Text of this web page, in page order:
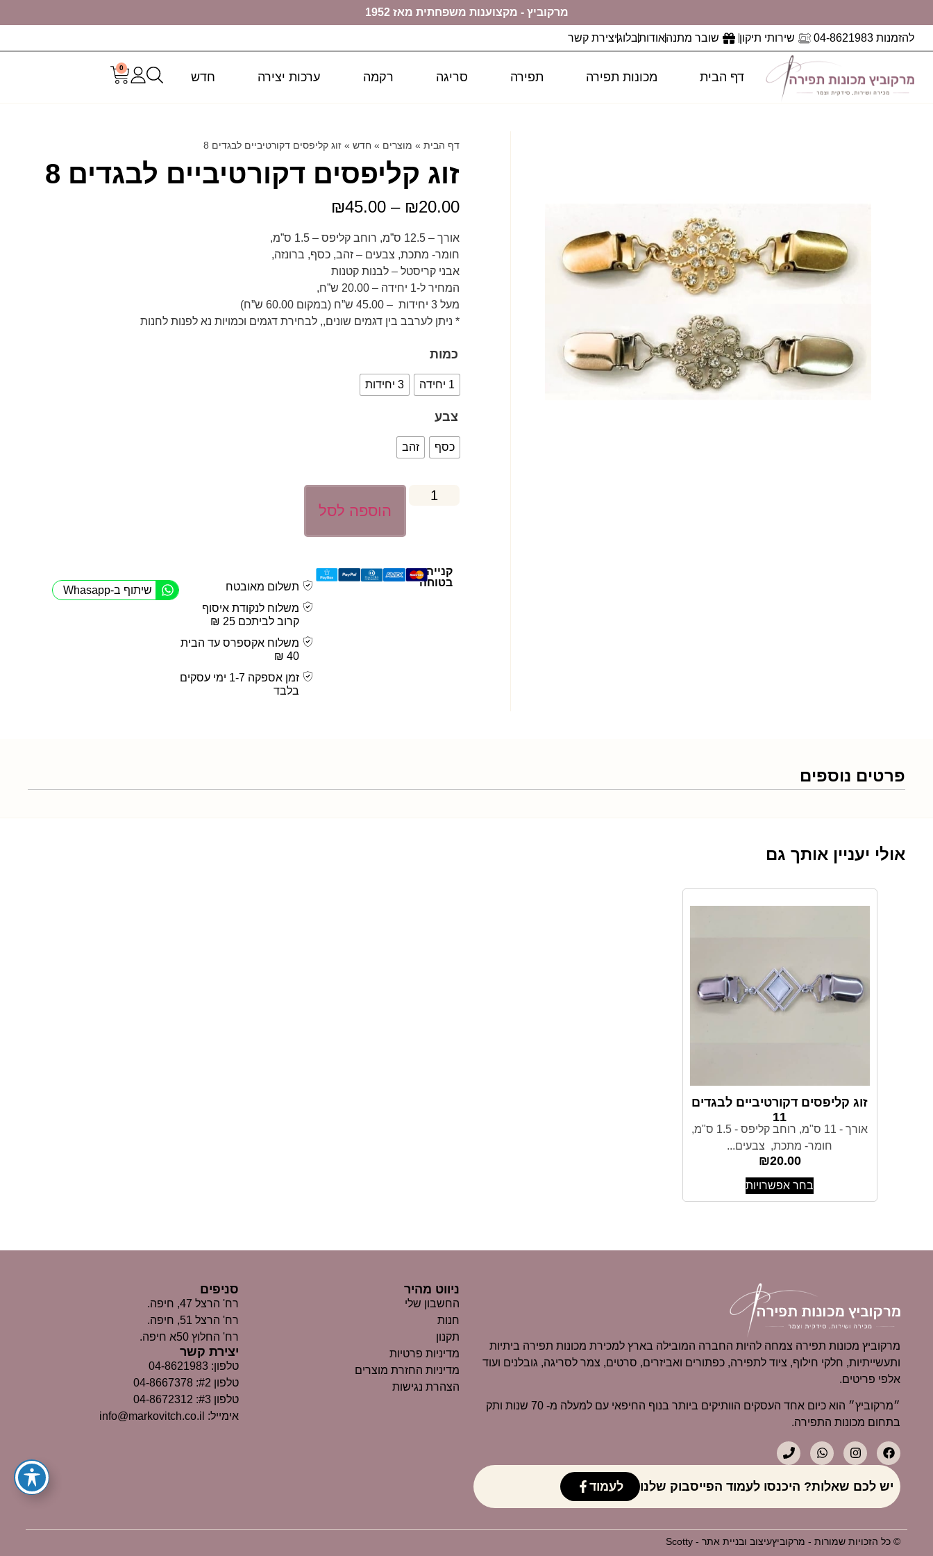
מרקוביץ - מקצוענות משפחתית מאז 1952
להזמנות 04-8621983 שירותי תיקון שובר מתנהאודותבלוגיצירת קשר
דף הבית מכונות תפירה תפירה סריגה רקמה ערכות יצירה חדש
0
דף הבית » מוצרים » חדש » זוג קליפסים דקורטיביים לבגדים 8
זוג קליפסים דקורטיביים לבגדים 8
₪20.00
–
₪45.00
אורך – 12.5 ס”מ, רוחב קליפס – 1.5 ס”מ,
חומר- מתכת, צבעים – זהב, כסף, ברונזה,
אבני קריסטל – לבנות קטנות
המחיר ל-1 יחידה – 20.00 ש”ח,
מעל 3 יחידות – 45.00 ש”ח (במקום 60.00 ש”ח)
* ניתן לערבב בין דגמים שונים,, לבחירת דגמים וכמויות נא לפנות לחנות
כמות
1 יחידה 3 יחידות
צבע
כסף זהב
הוספה לסל
קנייה
בטוחה
תשלום מאובטח
משלוח לנקודת איסוף
קרוב לביתכם 25 ₪
משלוח אקספרס עד הבית
40 ₪
זמן אספקה 1-7 ימי עסקים
בלבד
שיתוף ב-Whasapp
פרטים נוספים
אולי יעניין אותך גם
זוג קליפסים דקורטיביים לבגדים
11
אורך - 11 ס"מ, רוחב קליפס - 1.5 ס"מ,
חומר- מתכת, צבעים...
₪20.00
בחר אפשרויות
מרקוביץ מכונות תפירה צמחה להיות החברה המובילה בארץ למכירת מכונות תפירה ביתיות
ותעשייתיות, חלקי חילוף, ציוד לתפירה, כפתורים ואביזרים, סרטים, צמר לסריגה, גובלנים ועוד
אלפי פריטים.
״מרקוביץ״ הוא כיום אחד העסקים הוותיקים ביותר בנוף החיפאי עם למעלה מ- 70 שנות ותק
בתחום מכונות התפירה.
יש לכם שאלות? היכנסו לעמוד הפייסבוק שלנו לעמוד
ניווט מהיר
החשבון שלי
חנות
תקנון
מדיניות פרטיות
מדיניות החזרת מוצרים
הצהרת נגישות
סניפים
רח' הרצל 47, חיפה.
רח' הרצל 51, חיפה.
רח' החלוץ 50א חיפה.
יצירת קשר
טלפון: 04-8621983
טלפון #2: 04-8667378
טלפון #3: 04-8672312
אימייל: info@markovitch.co.il
© כל הזכויות שמורות - מרקוביץעיצוב ובניית אתר - Scotty